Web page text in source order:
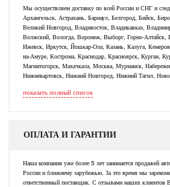
Мы осуществляем доставку по всей России и СНГ и
Архангельск, Астрахань, Барнаул, Белгород, Бийск,
Великий Новгород, Владивосток, Владикавказ,
Волжский, Вологда, Воронеж, Выборг, Горно-Алтайск,
Ижевск, Иркутск, Йошкар-Ола, Казань, Калуга,
на-Амуре, Кострома, Краснодар, Красноярск, Курган,
Магнитогорск, Махачкала, Москва, Мурманск,
Нижневартовск, Нижний Новгород, Нижний Тагил,
показать полный список
ОПЛАТА И ГАРАНТИИ
Наша компания уже более 5 лет занимается продажей
России и ближнему зарубежью. За это время мы
ответственный поставщик. С отзывами наших клиентов